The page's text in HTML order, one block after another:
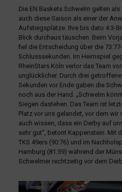
Die EN Baskets Schwelm gelten
auch diese Saison als einer der
Aufstiegsplätze. Ihre bis dato 4:3-
Blick durchaus täuschen. Beim
fiel die Entscheidung über die
Schlusssekunden. Im Heimspiel
RheinStars Köln verlor das Team
unglücklicher. Durch drei
Sekunden vor Ende gaben die
noch aus der Hand. „Schwelm
Siegen dastehen. Das Team ist
Platz vor uns gelandet, vor dem
auch wissen, dass ein Derby auf
sehr gut“, betont Kappenstein. Mit
TKS 49ers (90:76) und im
Hamburg (81:59) während der
Schwelmer rechtzeitig vor dem